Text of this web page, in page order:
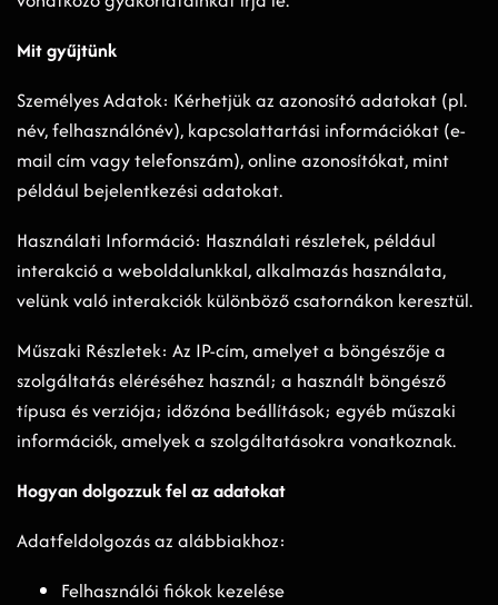
Mit gyűjtünk
Személyes Adatok: Kérhetjük az azonosító adatokat (pl.
név, felhasználónév), kapcsolattartási információkat (e-
mail cím vagy telefonszám), online azonosítókat, mint
például bejelentkezési adatokat.
Használati Információ: Használati részletek, például
interakció a weboldalunkkal, alkalmazás használata,
velünk való interakciók különböző csatornákon keresztül.
Műszaki Részletek: Az IP-cím, amelyet a böngészője a
szolgáltatás eléréséhez használ; a használt böngésző
típusa és verziója; időzóna beállítások; egyéb műszaki
információk, amelyek a szolgáltatásokra vonatkoznak.
Hogyan dolgozzuk fel az adatokat
Adatfeldolgozás az alábbiakhoz:
Felhasználói fiókok kezelése